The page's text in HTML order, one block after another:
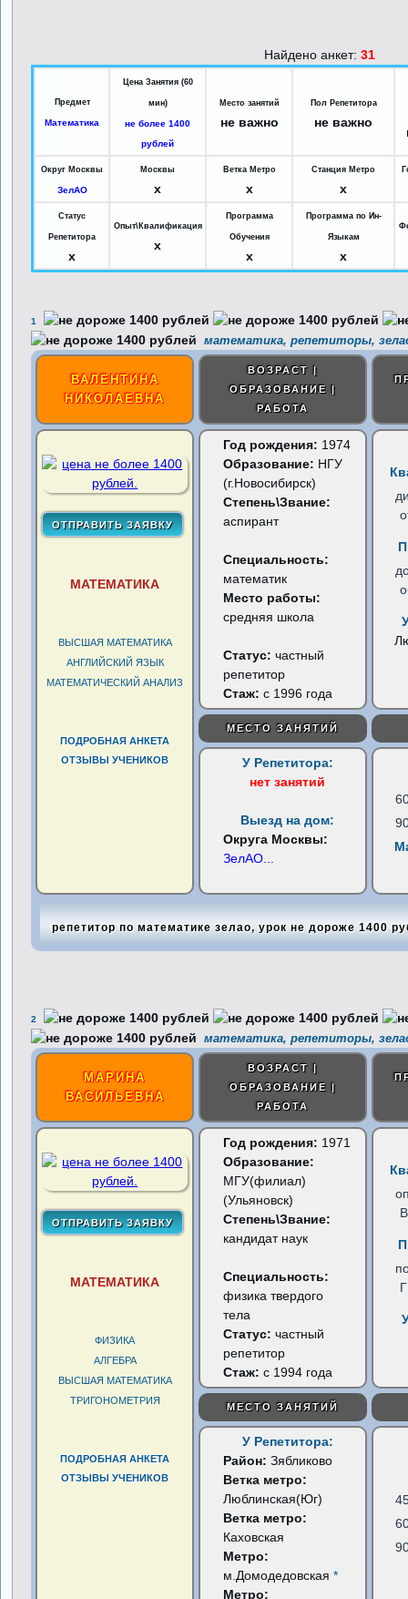
Найдено анкет: 31
Предмет
Математика
Цена Занятия (60
мин)
не более 1400
рублей
Место занятий
не важно
Пол Репетитора
не важно
Округ Москвы
ЗелАО
Москвы
x
Ветка Метро
x
Станция Метро
x
Статус
Репетитора
x
Опыт\Квалификация
x
Программа
Обучения
x
Программа по Ин-
Языкам
x
1
математика, репетиторы,
ВАЛЕНТИНА
НИКОЛАЕВНА
ВОЗРАСТ |
ОБРАЗОВАНИЕ |
РАБОТА
МАТЕМАТИКА
ВЫСШАЯ МАТЕМАТИКА
АНГЛИЙСКИЙ ЯЗЫК
МАТЕМАТИЧЕСКИЙ АНАЛИЗ
ПОДРОБНАЯ АНКЕТА
ОТЗЫВЫ УЧЕНИКОВ
Год рождения: 1974
Образование: НГУ
(г.Новосибирск)
Степень\Звание:
аспирант
Специальность:
математик
Место работы:
средняя школа
Статус:частный
репетитор
Стаж: с 1996 года
МЕСТО ЗАНЯТИЙ
У Репетитора:
нет занятий
Выезд на дом:
Округа Москвы:
ЗелАО
репетитор по математике зелао, урок не дороже 1400
2
математика, репетиторы,
МАРИНА
ВАСИЛЬЕВНА
ВОЗРАСТ |
ОБРАЗОВАНИЕ |
РАБОТА
МАТЕМАТИКА
ФИЗИКА
АЛГЕБРА
ВЫСШАЯ МАТЕМАТИКА
ТРИГОНОМЕТРИЯ
ПОДРОБНАЯ АНКЕТА
ОТЗЫВЫ УЧЕНИКОВ
Год рождения: 1971
Образование:
МГУ(филиал)
(Ульяновск)
Степень\Звание:
кандидат наук
Специальность:
физика твердого
тела
Статус:частный
репетитор
Стаж: с 1994 года
МЕСТО ЗАНЯТИЙ
У Репетитора:
Район:Зябликово
Ветка метро:
Люблинская(Юг)
Ветка метро:
Каховская
Метро:
м.Домодедовская*
Метро: